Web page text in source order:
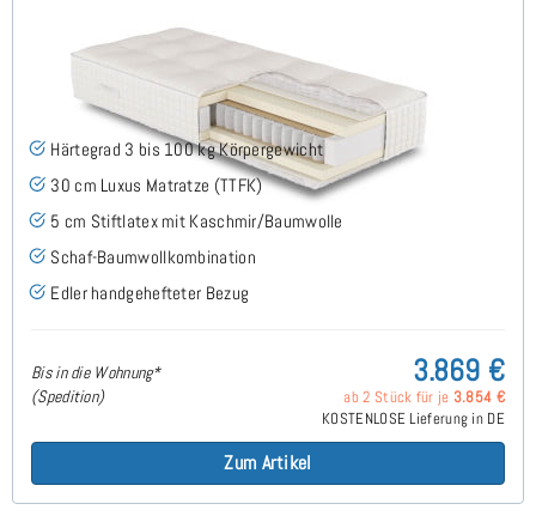
ARMINIUS H3 TTFK Luxus Matratze 160x200 cm -
Sonderanfertigung
Härtegrad 3 bis 100 kg Körpergewicht
30 cm Luxus Matratze (TTFK)
5 cm Stiftlatex mit Kaschmir/Baumwolle
Schaf-Baumwollkombination
Edler handgehefteter Bezug
Bis in die Wohnung*
(Spedition)
3.869 €
ab 2 Stück für je 3.854 €
KOSTENLOSE Lieferung in DE
Zum Artikel